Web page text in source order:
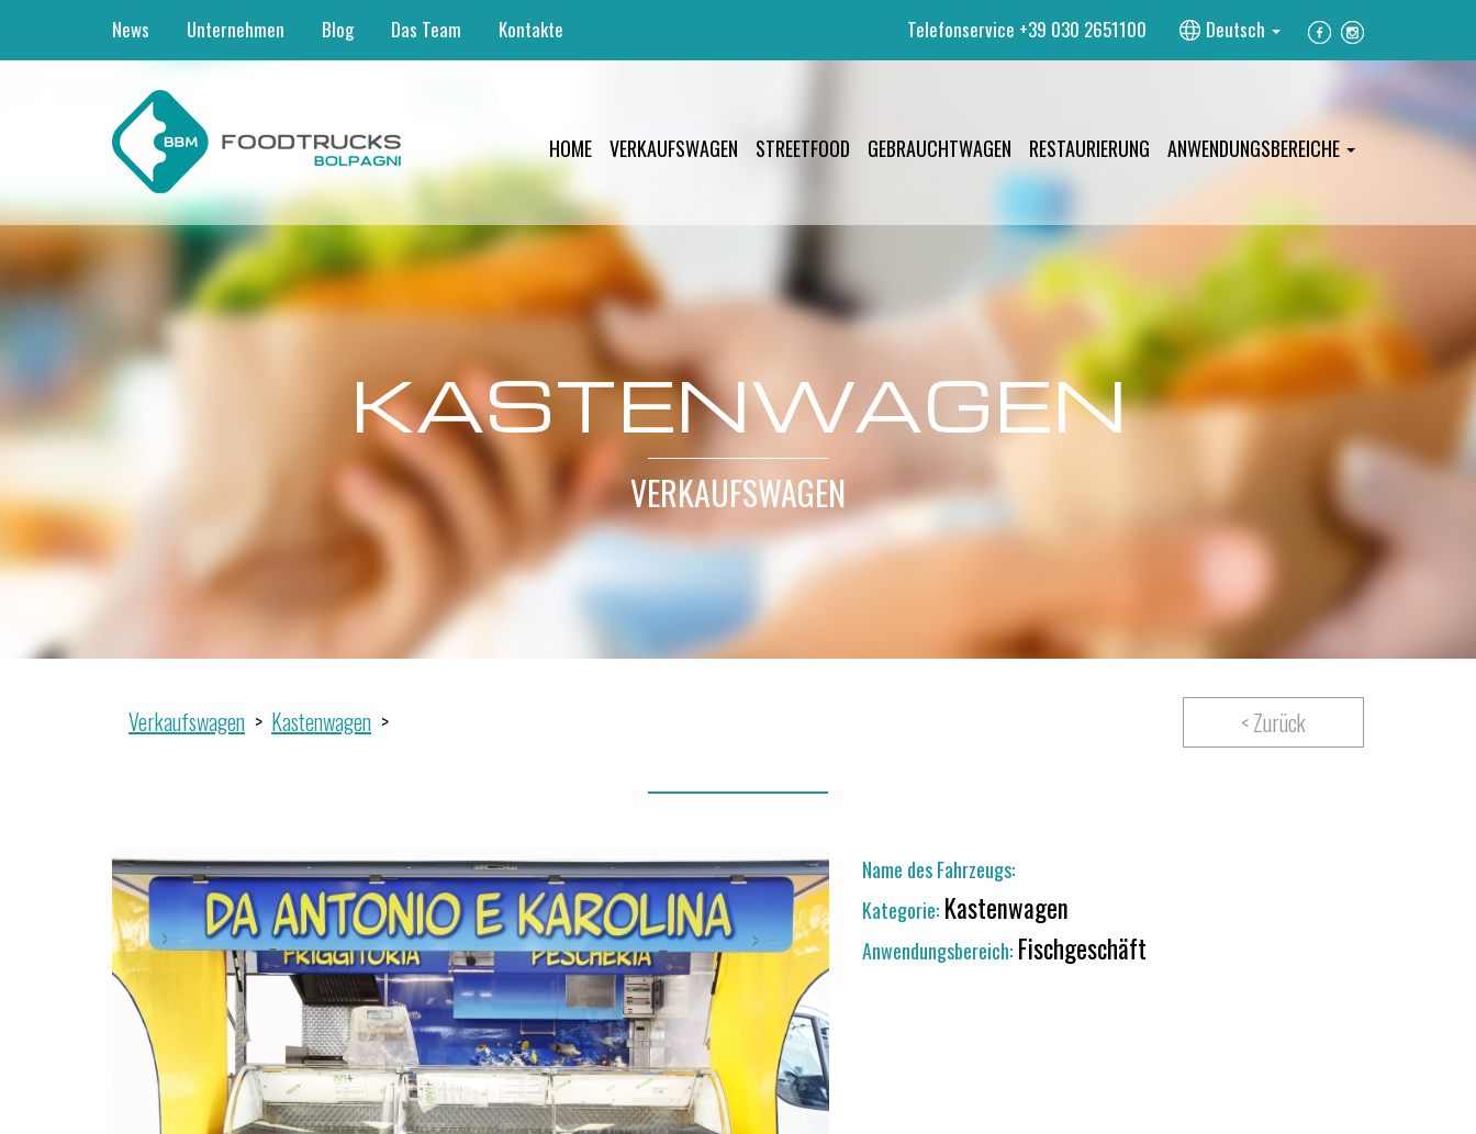
News Unternehmen Blog Das Team Kontakte Deutsch
Telefonservice +39 030 2651100
HOME VERKAUFSWAGEN STREETFOOD GEBRAUCHTWAGEN RESTAURIERUNG ANWENDUNGSBEREICHE
KASTENWAGEN
VERKAUFSWAGEN
Verkaufswagen Kastenwagen < Zurück
Name des Fahrzeugs:
Kategorie:Kastenwagen
Anwendungsbereich:Fischgeschäft